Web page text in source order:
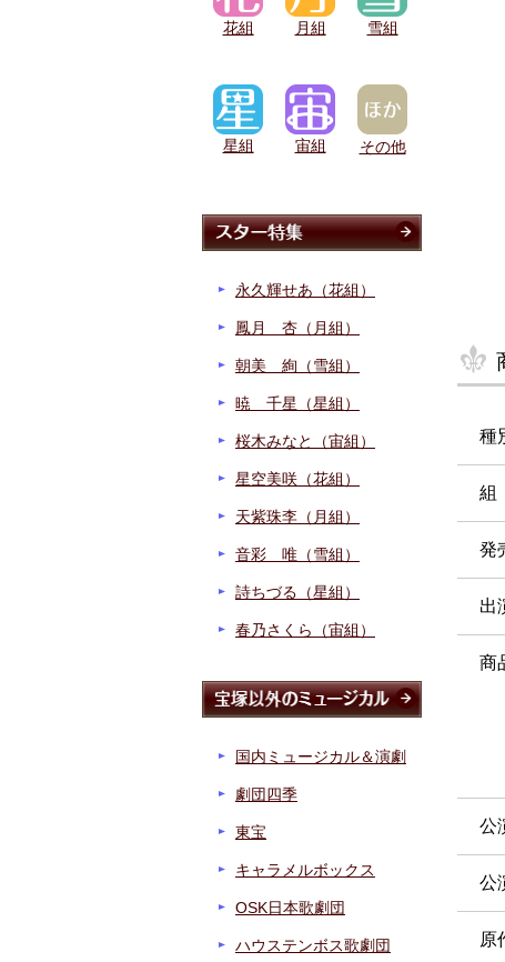
種
組
発
出
商
公
公
原
花組 月組 雪組
星組 宙組 その他
永久輝せあ（花組）
鳳月 杏（月組）
朝美 絢（雪組）
暁 千星（星組）
桜木みなと（宙組）
星空美咲（花組）
天紫珠李（月組）
音彩 唯（雪組）
詩ちづる（星組）
春乃さくら（宙組）
国内ミュージカル＆演劇
劇団四季
東宝
キャラメルボックス
OSK日本歌劇団
ハウステンボス歌劇団